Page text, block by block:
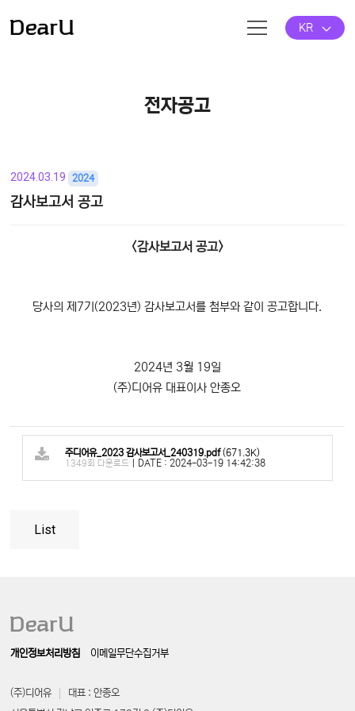
KR
전자공고
2024.03.19 2024
감사보고서 공고
<감사보고서 공고>
당사의 제7기(2023년) 감사보고서를 첨부와 같이 공고합니다.
2024년 3월 19일
(주)디어유 대표이사 안종오
주디어유_2023 감사보고서_240319.pdf(671.3K)
1349회 다운로드 DATE : 2024-03-19 14:42:38
List
개인정보처리방침 이메일무단수집거부
(주)디어유
대표 : 안종오